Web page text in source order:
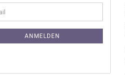
ANMELDEN